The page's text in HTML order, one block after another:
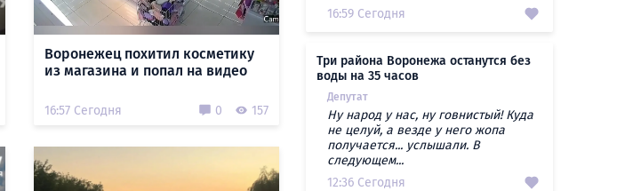
Воронежец похитил косметику
из магазина и попал на видео
16:57 Сегодня 0 157
16:59 Сегодня
Три района Воронежа останутся без
воды на 35 часов
Депутат
Ну народ у нас, ну говнистый! Куда
не целуй, а везде у него жопа
получается... услышали. В
следующем...
12:36 Сегодня